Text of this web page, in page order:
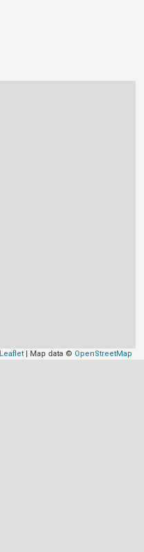
Leaflet | Map data © OpenStreetMap